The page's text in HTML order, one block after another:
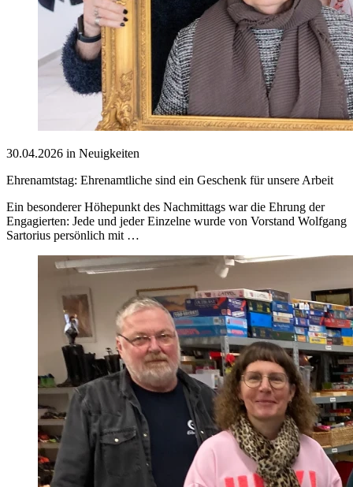
30.04.2026 in Neuigkeiten
Ehrenamtstag: Ehrenamtliche sind ein Geschenk für unsere Arbeit
Ein besonderer Höhepunkt des Nachmittags war die Ehrung der
Engagierten: Jede und jeder Einzelne wurde von Vorstand Wolfgang
Sartorius persönlich mit …